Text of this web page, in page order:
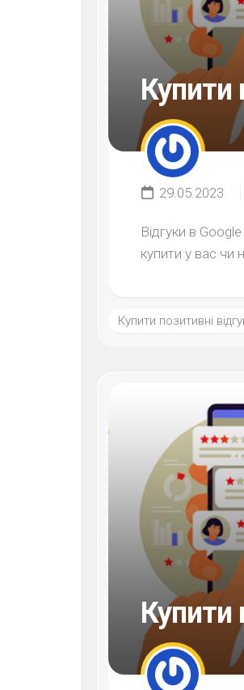
Купити
29.05.2023
Відгуки в
купити у вас чи
Купити позитивні
Купити